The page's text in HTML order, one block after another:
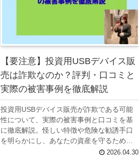
【要注意】投資用USBデバイス販
売は詐欺なのか？評判・口コミと
実際の被害事例を徹底解説
投資用USBデバイス販売が詐欺である可能
性について、実際の被害事例と口コミを基
に徹底解説。怪しい特徴や危険な勧誘手口
を明らかにし、あなたの資産を守るための
2026.04.30